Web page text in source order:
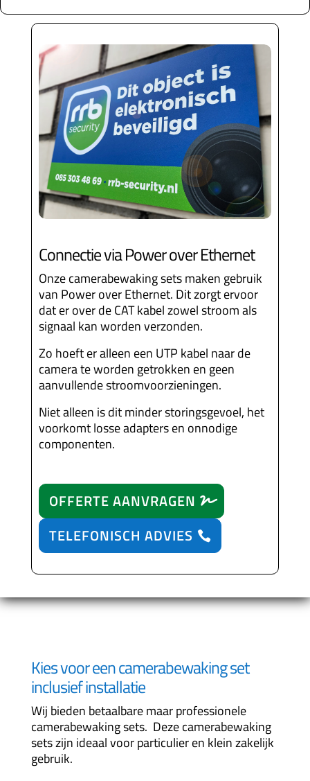
Connectie via Power over Ethernet
Onze camerabewaking sets maken gebruik
van Power over Ethernet. Dit zorgt ervoor
dat er over de CAT kabel zowel stroom als
signaal kan worden verzonden.
Zo hoeft eralleen een UTP kabel naar de
camera te worden getrokken en geen
aanvullende stroomvoorzieningen.
Niet alleen is dit minder storingsgevoel, het
voorkomt losse adapters en onnodige
componenten.
OFFERTE AANVRAGEN
TELEFONISCH ADVIES
Kies voor een camerabewaking set
inclusief installatie
Wij bieden betaalbare maar professionele
camerabewaking sets. Deze camerabewaking
sets zijn ideaal voor particulier en klein zakelijk
gebruik.